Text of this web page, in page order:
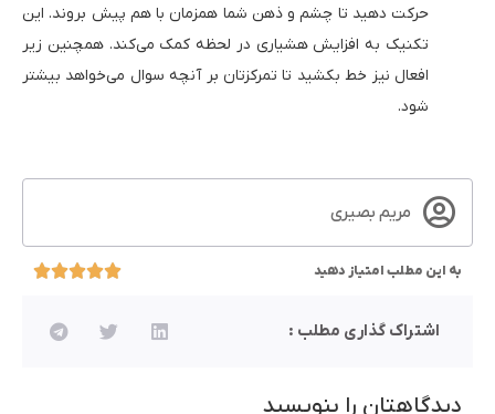
حرکت دهید تا چشم و ذهن شما همزمان با هم پیش بروند. این
تکنیک به افزایش هشیاری در لحظه کمک می‌کند. همچنین زیر
افعال نیز خط بکشید تا تمرکزتان بر آنچه سوال می‌خواهد بیشتر
شود.
مریم بصیری
به این مطلب امتیاز دهید
اشتراک گذاری مطلب :
دیدگاهتان را بنویسید